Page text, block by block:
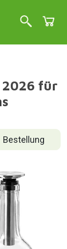
2026 für
Bestellung